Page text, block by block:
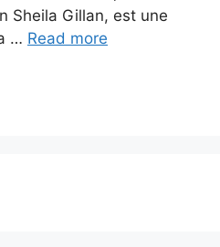
Sheila Gillan, est une
… Read more